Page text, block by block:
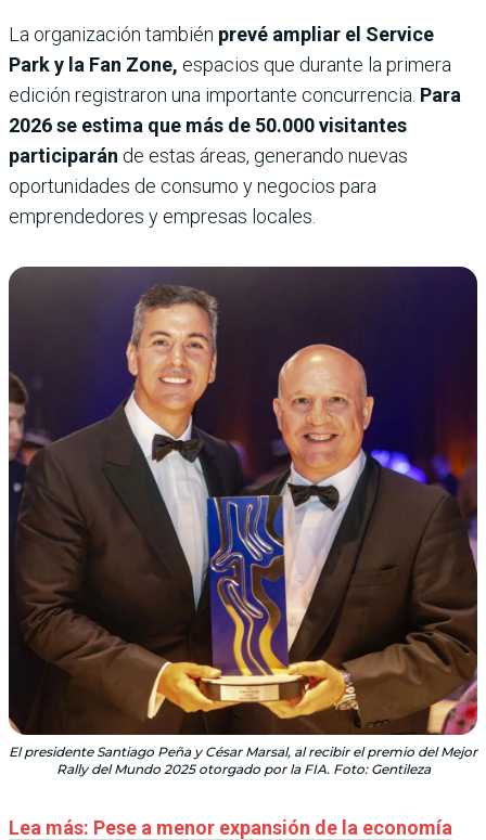
La organización también prevé ampliar el Service
Park y la Fan Zone, espacios que durante la primera
edición registraron una importante concurrencia. Para
2026 se estima que más de 50.000 visitantes
participarán de estas áreas, generando nuevas
oportunidades de consumo y negocios para
emprendedores y empresas locales.
El presidente Santiago Peña y César Marsal, al recibir el premio del Mejor
Rally del Mundo 2025 otorgado por la FIA. Foto: Gentileza
Lea más: Pese a menor expansión de la economía